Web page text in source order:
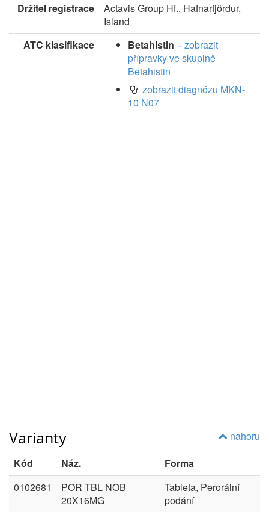
Držitel registrace
Actavis Group Hf., Hafnarfjördur,
Island
ATC klasifikace
Betahistin –zobrazit
přípravky ve skupině
Betahistin
zobrazit diagnózu MKN-
10 N07
nahoru
Varianty
Kód Náz.
Forma
0102681
POR TBL NOB
20X16MG
Tableta, Perorální
podání